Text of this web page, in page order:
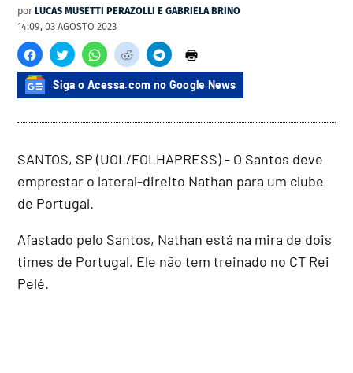
por LUCAS MUSETTI PERAZOLLI E GABRIELA BRINO
14:09, 03 AGOSTO 2023
Siga o Acessa.com no Google News
SANTOS, SP (UOL/FOLHAPRESS) - O Santos deve
emprestar o lateral-direito Nathan para um clube
de Portugal.
Afastado pelo Santos, Nathan está na mira de dois
times de Portugal. Ele não tem treinado no CT Rei
Pelé.